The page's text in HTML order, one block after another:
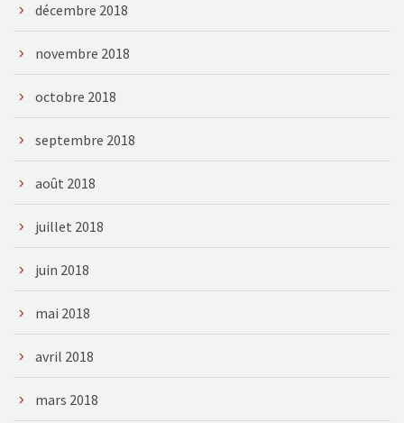
décembre 2018
novembre 2018
octobre 2018
septembre 2018
août 2018
juillet 2018
juin 2018
mai 2018
avril 2018
mars 2018